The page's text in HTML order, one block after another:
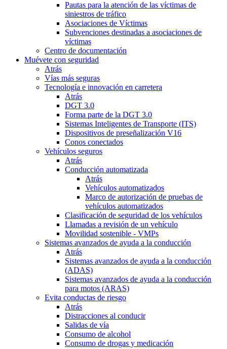
Pautas para la atención de las víctimas de
siniestros de tráfico
Asociaciones de Víctimas
Subvenciones destinadas a asociaciones de
víctimas
Centro de documentación
Muévete con seguridad
Atrás
Vías más seguras
Tecnología e innovación en carretera
Atrás
DGT 3.0
Forma parte de la DGT 3.0
Sistemas Inteligentes de Transporte (ITS)
Dispositivos de preseñalización V16
Conos conectados
Vehículos seguros
Atrás
Conducción automatizada
Atrás
Vehículos automatizados
Marco de autorización de pruebas de
vehículos automatizados
Clasificación de seguridad de los vehículos
Llamadas a revisión de un vehículo
Movilidad sostenible - VMPs
Sistemas avanzados de ayuda a la conducción
Atrás
Sistemas avanzados de ayuda a la conducción
(ADAS)
Sistemas avanzados de ayuda a la conducción
para motos (ARAS)
Evita conductas de riesgo
Atrás
Distracciones al conducir
Salidas de vía
Consumo de alcohol
Consumo de drogas y medicación